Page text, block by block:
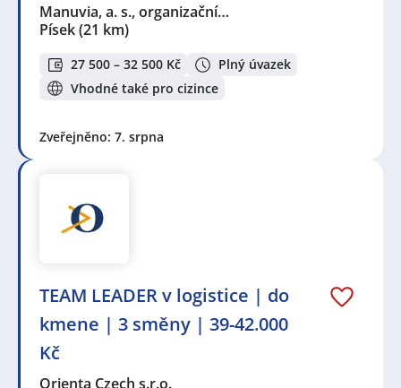
Manuvia, a. s., organizační…
Písek(21 km)
27 500 – 32 500 Kč
Plný úvazek
Vhodné také pro cizince
Zveřejněno: 7. srpna
TEAM LEADER v logistice | do
kmene | 3 směny | 39-42.000
Kč
Orienta Czech s.r.o.